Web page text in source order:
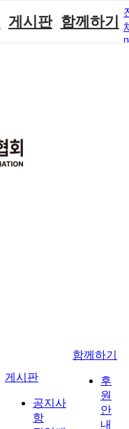
게시판
포토갤러리
자유게시판
함께하기
게시판
공지사
항
함께하기
후
원
안
내